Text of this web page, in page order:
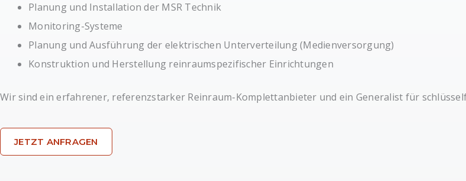
Planung und Installation der MSR Technik
Monitoring-Systeme
Planung und Ausführung der elektrischen Unterverteilung (Medienversorgung)
Konstruktion und Herstellung reinraumspezifischer Einrichtungen
Wir sind ein erfahrener, referenzstarker Reinraum-Komplettanbieter und ein Generalist für
JETZT ANFRAGEN